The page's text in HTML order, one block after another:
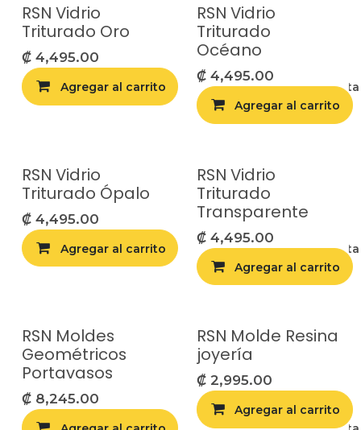
RSN Vidrio
Triturado Oro
₡ 4,495.00
Agregar al carrito Agregar a la
RSN Vidrio
Triturado
Océano
₡ 4,495.00
Agregar al carrito
RSN Vidrio
Triturado Ópalo
₡ 4,495.00
Agregar al carrito Agregar a la
RSN Vidrio
Triturado
Transparente
₡ 4,495.00
Agregar al carrito
RSN Moldes
Geométricos
Portavasos
₡ 8,245.00
RSN Molde Resina
joyería
₡ 2,995.00
Agregar al carrito